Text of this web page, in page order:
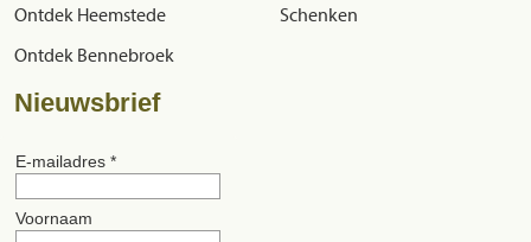
Ontdek Heemstede
Ontdek Bennebroek
Schenken
Nieuwsbrief